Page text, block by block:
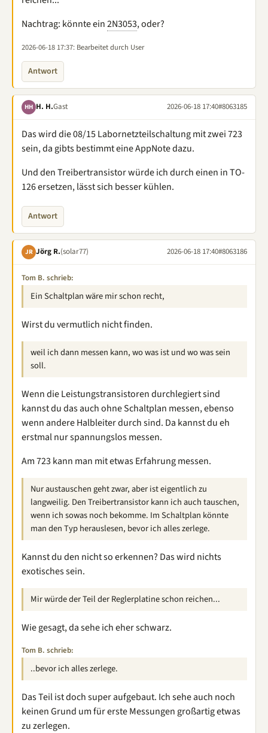
Nachtrag: könnte ein2N3053, oder?
2026-06-18 17:37: Bearbeitet durch User
Antwort
HH H. H.Gast 2026-06-18 17:40#8063185
Das wird die 08/15 Labornetzteilschaltung mit zwei 723
sein, da gibts bestimmt eine AppNote dazu.
Und den Treibertransistor würde ich durch einen in TO-
126 ersetzen, lässt sich besser kühlen.
Antwort
JR Jörg R.(solar77) 2026-06-18 17:40#8063186
Tom B. schrieb:
Ein Schaltplan wäre mir schon recht,
Wirst du vermutlich nicht finden.
weil ich dann messen kann, wo was ist und wo was sein
soll.
Wenn die Leistungstransistoren durchlegiert sind
kannst du das auch ohne Schaltplan messen, ebenso
wenn andere Halbleiter durch sind. Da kannst du eh
erstmal nur spannungslos messen.
Am 723 kann man mit etwas Erfahrung messen.
Nur austauschen geht zwar, aber ist eigentlich zu
langweilig. Den Treibertransistor kann ich auch tauschen,
wenn ich sowas noch bekomme. Im Schaltplan könnte
man den Typ herauslesen, bevor ich alles zerlege.
Kannst du den nicht so erkennen? Das wird nichts
exotisches sein.
Mir würde der Teil der Reglerplatine schon reichen...
Wie gesagt, da sehe ich eher schwarz.
Tom B. schrieb:
..bevor ich alles zerlege.
Das Teil ist doch super aufgebaut. Ich sehe auch noch
keinen Grund um für erste Messungen großartig etwas
zu zerlegen.